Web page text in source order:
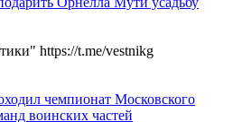
https://t.me/vestnikg
чемпионат Московского
воинских частей